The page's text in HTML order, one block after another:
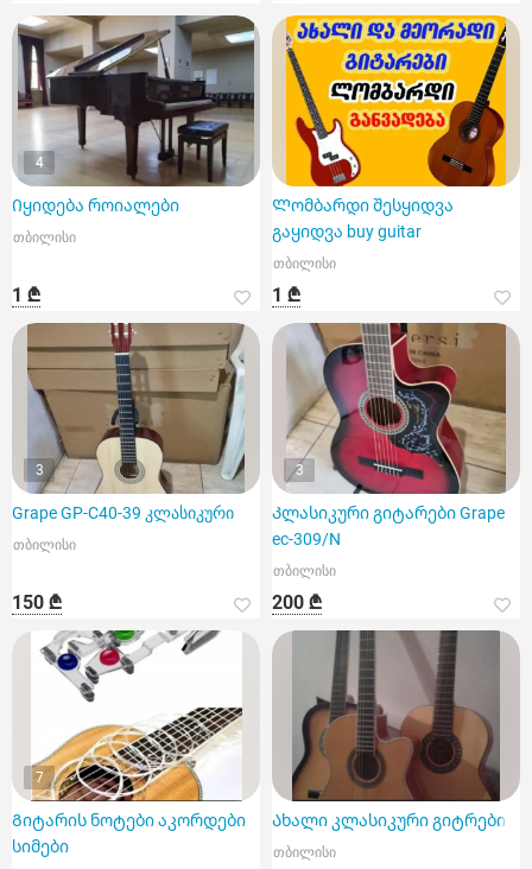
4
Იყიდება როიალები
თბილისი
1 ₾
Ლომბარდი შესყიდვა
გაყიდვა buy guitar
თბილისი
1 ₾
3
Grape GP-C40-39 კლასიკური
თბილისი
150 ₾
3
Კლასიკური გიტარები Grape
ec-309/N
თბილისი
200 ₾
7
Გიტარის ნოტები აკორდები
სიმები
Ახალი კლასიკური გიტრები
თბილისი